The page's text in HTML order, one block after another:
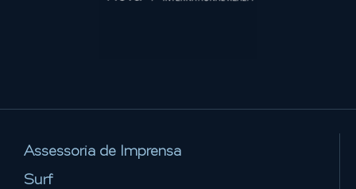
Assessoria de Imprensa
Surf